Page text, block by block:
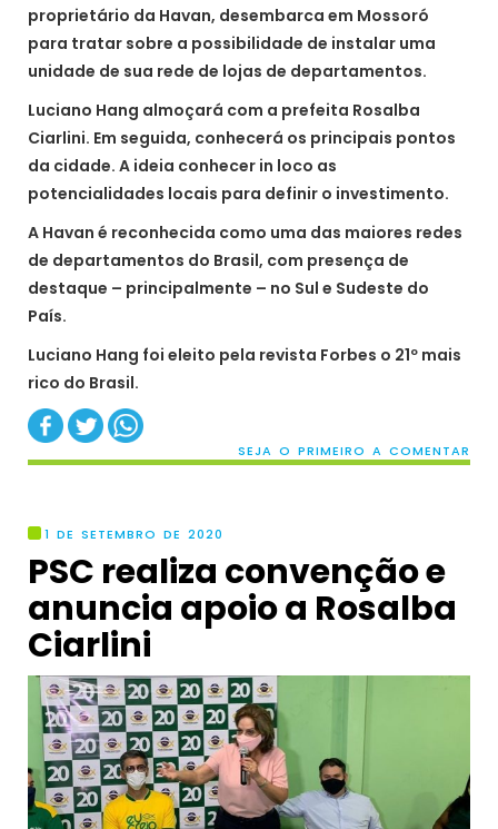
proprietário da Havan, desembarca em Mossoró
para tratar sobre a possibilidade de instalar uma
unidade de sua rede de lojas de departamentos.
Luciano Hang almoçará com a prefeita Rosalba
Ciarlini. Em seguida, conhecerá os principais pontos
da cidade. A ideia conhecer in loco as
potencialidades locais para definir o investimento.
A Havan é reconhecida como uma das maiores redes
de departamentos do Brasil, com presença de
destaque – principalmente – no Sul e Sudeste do
País.
Luciano Hang foi eleito pela revista Forbes o 21º mais
rico do Brasil.
SEJA O PRIMEIRO A COMENTAR
1 DE SETEMBRO DE 2020
PSC realiza convenção e
anuncia apoio a Rosalba
Ciarlini